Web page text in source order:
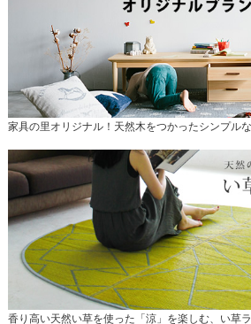
家具の里オリジナル！天然木をつかったシンプルな
香り高い天然い草を使った「涼」を楽しむ、い草ラ